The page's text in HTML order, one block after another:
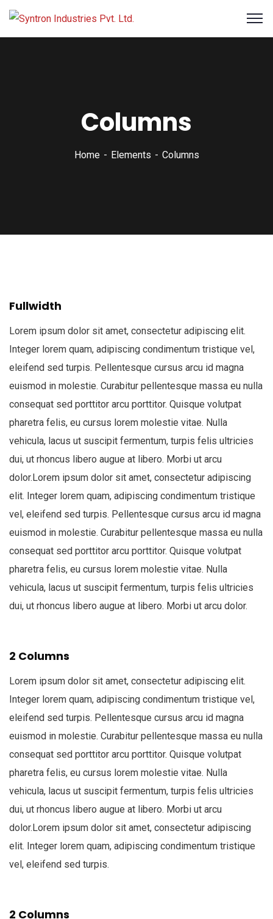
Columns
Home Elements Columns
Fullwidth
Lorem ipsum dolor sit amet, consectetur adipiscing elit.
Integer lorem quam, adipiscing condimentum tristique vel,
eleifend sed turpis. Pellentesque cursus arcu id magna
euismod in molestie. Curabitur pellentesque massa eu nulla
consequat sed porttitor arcu porttitor. Quisque volutpat
pharetra felis, eu cursus lorem molestie vitae. Nulla
vehicula, lacus ut suscipit fermentum, turpis felis ultricies
dui, ut rhoncus libero augue at libero. Morbi ut arcu
dolor.Lorem ipsum dolor sit amet, consectetur adipiscing
elit. Integer lorem quam, adipiscing condimentum tristique
vel, eleifend sed turpis. Pellentesque cursus arcu id magna
euismod in molestie. Curabitur pellentesque massa eu nulla
consequat sed porttitor arcu porttitor. Quisque volutpat
pharetra felis, eu cursus lorem molestie vitae. Nulla
vehicula, lacus ut suscipit fermentum, turpis felis ultricies
dui, ut rhoncus libero augue at libero. Morbi ut arcu dolor.
2 Columns
Lorem ipsum dolor sit amet, consectetur adipiscing elit.
Integer lorem quam, adipiscing condimentum tristique vel,
eleifend sed turpis. Pellentesque cursus arcu id magna
euismod in molestie. Curabitur pellentesque massa eu nulla
consequat sed porttitor arcu porttitor. Quisque volutpat
pharetra felis, eu cursus lorem molestie vitae. Nulla
vehicula, lacus ut suscipit fermentum, turpis felis ultricies
dui, ut rhoncus libero augue at libero. Morbi ut arcu
dolor.Lorem ipsum dolor sit amet, consectetur adipiscing
elit. Integer lorem quam, adipiscing condimentum tristique
vel, eleifend sed turpis.
2 Columns